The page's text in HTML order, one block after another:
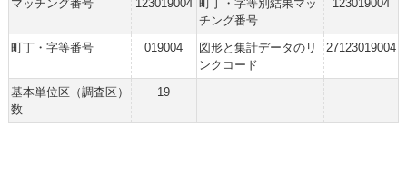
マッチング番号 123019004
町丁・字等別結果マッ
チング番号
123019004
町丁・字等番号 019004
図形と集計データのリ
ンクコード
27123019004
基本単位区（調査区）
数
19